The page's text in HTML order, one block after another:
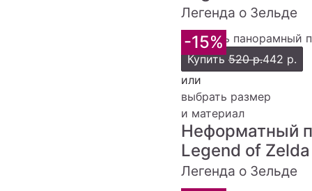
Легенда о Зельде
-15%
Купить520 р.442 р.
или
выбрать размер
и материал
Неформатный
Legend of
Легенда о Зельде